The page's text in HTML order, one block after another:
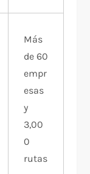
Más
de 60
empr
esas
y
3,00
0
rutas